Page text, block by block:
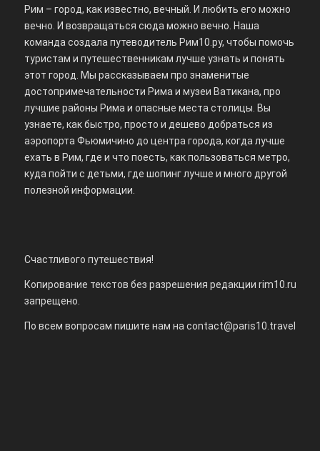
Рим – город, как известно, вечный. И любить его можно
вечно. И возвращаться сюда можно вечно. Наша
команда создала путеводитель Рим10.ру, чтобы помочь
туристам и путешественникам лучше узнать и понять
этот город. Мы рассказываем про знаменитые
достопримечательности Рима и музеи Ватикана, про
лучшие районы Рима и опасные места столицы. Вы
узнаете, как быстро, просто и дешево добраться из
аэропорта Фьюмичино до центра города, когда лучше
ехать в Рим, где и что поесть, как пользоваться метро,
куда пойти с детьми, где шопинг лучше и много другой
полезной информации.
Счастливого путешествия!
Копирование текстов без разрешения редакции rim10.ru
запрещено.
По всем вопросам пишите нам на contact@paris10.travel